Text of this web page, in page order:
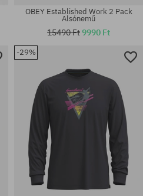
Elérhető méretek:
OBEY Established Work 2 Pack
Alsónemű
15490 Ft9990 Ft
-29%